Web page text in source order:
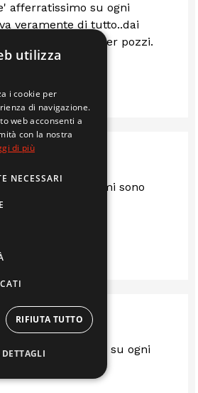
afferratissimo su ogni
veramente di tutto..dai
a sommersa per pozzi.
servo da loro e mi sono
bene.. consigliato
2F S.R.L.
gentili e disponibili su ogni
utilizza
i cookie per
di navigazione.
web acconsenti a
con la nostra
di più
NECESSARI
RIFIUTA TUTTO